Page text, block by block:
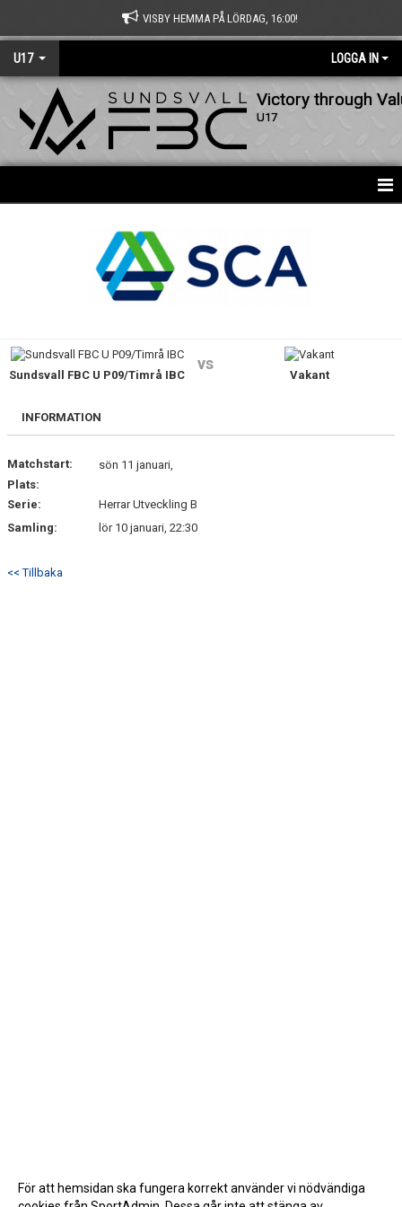
VISBY HEMMA PÅ LÖRDAG, 16:00!
U17 LOGGA IN
Victory through
U17
USM
Sundsvall FBC U P09/Timrå IBC
vs
Vakant
INFORMATION
Matchstart:
sön 11 januari,
Plats:
Serie:
Herrar Utveckling B
Samling:
lör 10 januari, 22:30
<< Tillbaka
För att hemsidan ska fungera korrekt använder vi nödvändiga